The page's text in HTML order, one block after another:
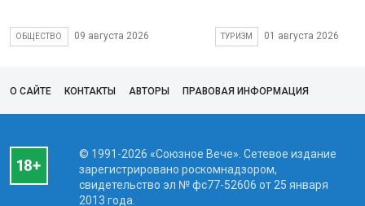
ОБЩЕСТВО 09 августа 2026 ТУРИЗМ 01 августа 2026
О САЙТЕ КОНТАКТЫ АВТОРЫ ПРАВОВАЯ ИНФОРМАЦИЯ
© 1991-2026 «Союзное Вече». Сетевое издание
зарегистрировано роскомнадзором,
свидетельство эл № фc77-52606 от 25 января
2013 года.